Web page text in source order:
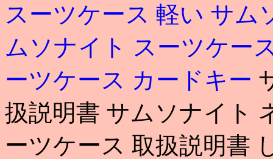
スーツケース 軽い サム
ムソナイト スーツケー
ーツケース カードキー
扱説明書 サムソナイト
ーツケース 取扱説明書